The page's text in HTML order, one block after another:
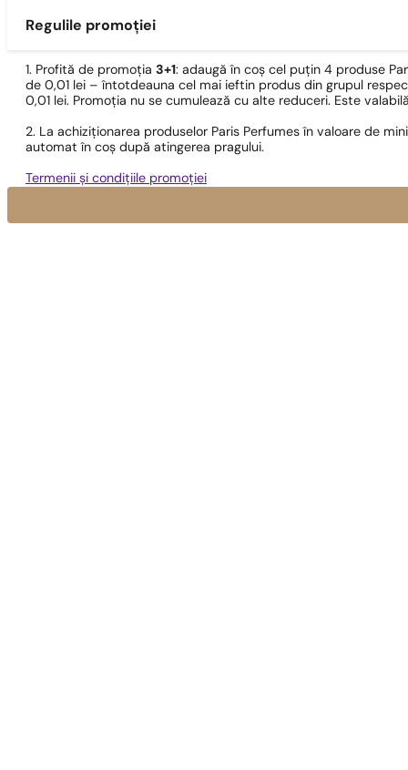
Regulile promoției
1. Profită de promoția 3+1: adaugă în coș cel puțin 4 produse
de 0,01 lei – întotdeauna cel mai ieftin produs din grupul
0,01 lei. Promoția nu se cumulează cu alte reduceri. Este
2. La achiziționarea produselor Paris Perfumes în valoare de
automat în coș după atingerea pragului.
Termenii și condițiile promoției